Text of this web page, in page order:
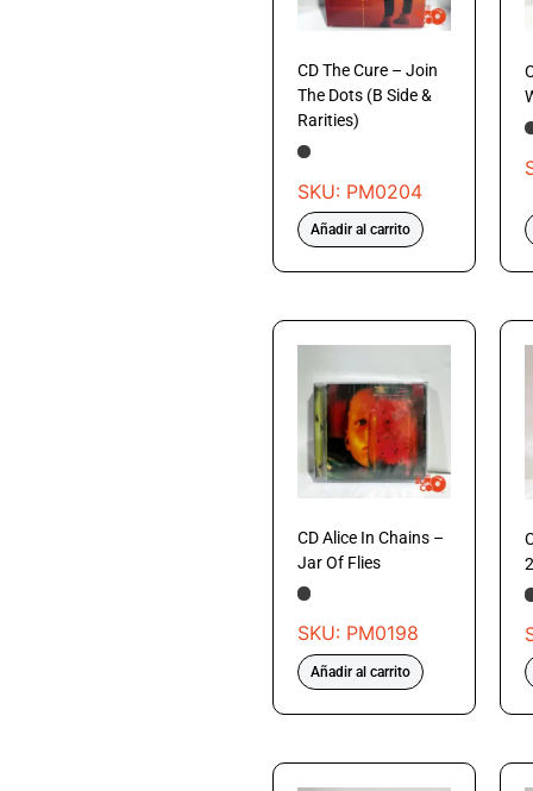
CD The Cure – Join
The Dots (B Side &
Rarities)
SKU: PM0204
Añadir al carrito
CD Alice In Chains –
Jar Of Flies
SKU: PM0198
Añadir al carrito